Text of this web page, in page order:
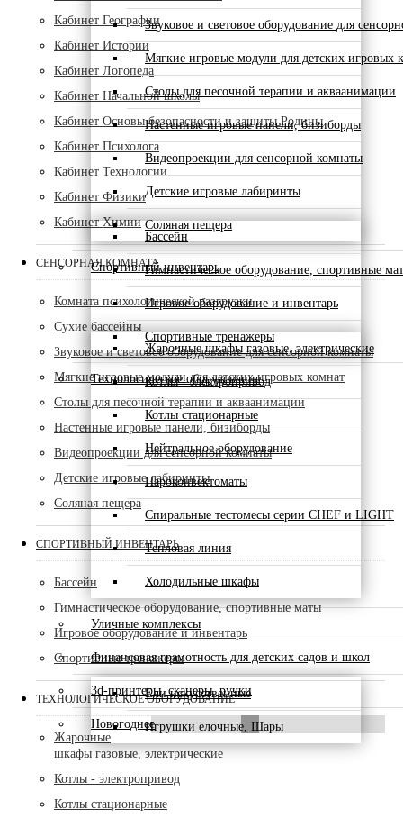
Звуковое и световое оборудование для
Мягкие игровые модули для детских игровых
Столы для песочной терапии и акваанимации
Настенные игровые панели, бизиборды
Видеопроекции для сенсорной комнаты
Детские игровые лабиринты
Соляная пещера
Спортивный инвентарь
Бассейн
Гимнастическое оборудование, спортивные
Игровое оборудование и инвентарь
Спортивные тренажеры
Технологическое оборудование
Жарочные шкафы газовые, электрические
Котлы - электропривод
Котлы стационарные
Нейтральное оборудование
Пароконвектоматы
Спиральные тестомесы серии CHEF и LIGHT
Тепловая линия
Холодильные шкафы
Уличные комплексы
Финансовая грамотность для детских садов и школ
3d-принтеры, сканеры, ручки
Новогоднее
Ели искусственные
Игрушки елочные, Шары
Кабинет Географии
Кабинет Истории
Кабинет Логопеда
Кабинет Начальной школы
Кабинет Основы безопасности и защиты Родины
Кабинет Психолога
Кабинет Технологии
Кабинет Физики
Кабинет Химии
СЕНСОРНАЯ КОМНАТА
Комната психологической разгрузки
Сухие бассейны
Звуковое и световое оборудование для сенсорной комнаты
Мягкие игровые модули для детских игровых комнат
Столы для песочной терапии и акваанимации
Настенные игровые панели, бизиборды
Видеопроекции для сенсорной комнаты
Детские игровые лабиринты
Соляная пещера
СПОРТИВНЫЙ ИНВЕНТАРЬ
Бассейн
Гимнастическое оборудование, спортивные маты
Игровое оборудование и инвентарь
Спортивные тренажеры
ТЕХНОЛОГИЧЕСКОЕ ОБОРУДОВАНИЕ
Жарочные
шкафы газовые, электрические
Котлы - электропривод
Котлы стационарные